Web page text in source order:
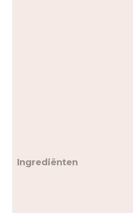
Ingrediënten